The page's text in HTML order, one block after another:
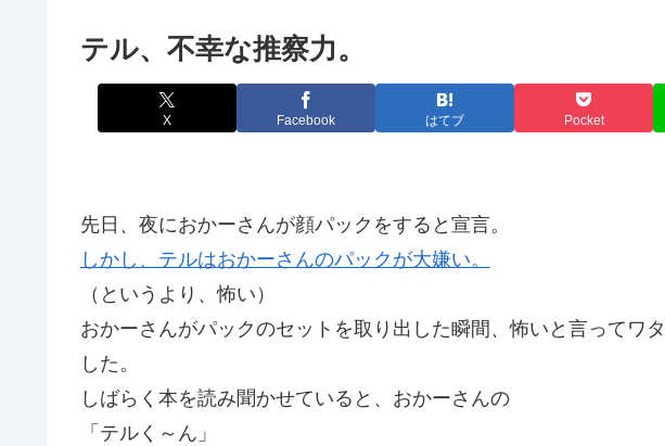
テル、不幸な推察力。
X Facebook はてブ Pocket
先日、夜におかーさんが顔パックをすると宣言。
しかし、テルはおかーさんのパックが大嫌い。
（というより、怖い）
おかーさんがパックのセットを取り出した瞬間、怖いと言ってワ
した。
しばらく本を読み聞かせていると、おかーさんの
「テルく～ん」